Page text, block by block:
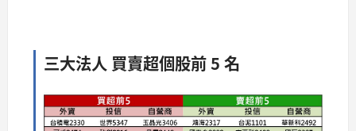
三大法人 買賣超個股前 5 名​​